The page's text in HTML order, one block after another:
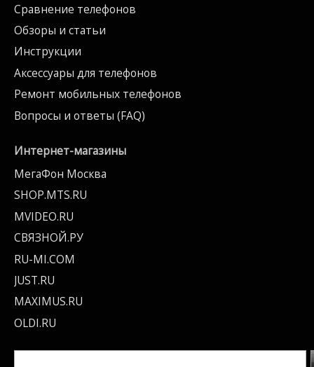
Сравнение телефонов
Обзоры и статьи
Инструкции
Аксессуары для телефонов
Ремонт мобильных телефонов
Вопросы и ответы (FAQ)
Интернет-магазины
МегаФон Москва
SHOP.MTS.RU
MVIDEO.RU
СВЯЗНОЙ.РУ
RU-MI.COM
JUST.RU
MAXIMUS.RU
OLDI.RU